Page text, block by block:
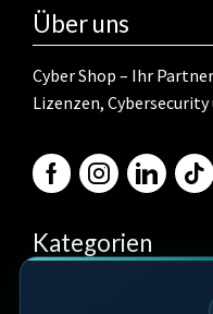
Über uns
Cyber Shop – Ihr
Lizenzen,
Kategorien